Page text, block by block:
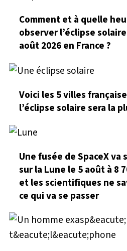
Comment et à quelle
observer l’éclipse
août 2026 en France ?
Voici les 5 villes
l’éclipse solaire sera la
Une fusée de SpaceX va
sur la Lune le 5 août à 8
et les scientifiques ne
ce qui va se passer